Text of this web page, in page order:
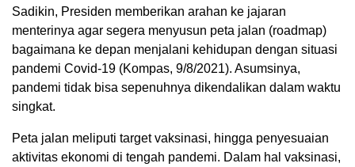
Sadikin, Presiden memberikan arahan ke jajaran
menterinya agar segera menyusun peta jalan (roadmap)
bagaimana ke depan menjalani kehidupan dengan situasi
pandemi Covid-19 (Kompas, 9/8/2021). Asumsinya,
pandemi tidak bisa sepenuhnya dikendalikan dalam waktu
singkat.
Peta jalan meliputi target vaksinasi, hingga penyesuaian
aktivitas ekonomi di tengah pandemi. Dalam hal vaksinasi,